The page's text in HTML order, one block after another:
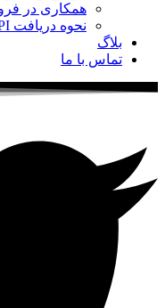
همکاری در
نحوه دریافت API
بلاگ
تماس با ما